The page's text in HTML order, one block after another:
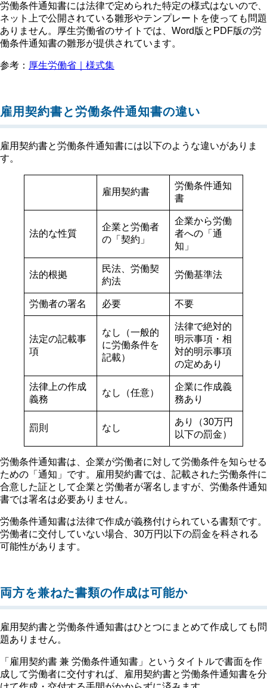
労働条件通知書には法律で定められた特定の様式はないので、
ネット上で公開されている雛形やテンプレートを使っても問題
ありません。厚生労働省のサイトでは、Word版とPDF版の労
働条件通知書の雛形が提供されています。
参考： 厚生労働省｜様式集
雇用契約書と労働条件通知書の違い
雇用契約書と労働条件通知書には以下のような違いがありま
す。
雇用契約書
労働条件通知
書
法的な性質
企業と労働者
の「契約」
企業から労働
者への「通
知」
法的根拠
民法、労働契
約法
労働基準法
労働者の署名 必要 不要
法定の記載事
項
なし（一般的
に労働条件を
記載）
法律で絶対的
明示事項・相
対的明示事項
の定めあり
法律上の作成
義務
なし（任意）
企業に作成義
務あり
罰則 なし
あり（30万円
以下の罰金）
労働条件通知書は、企業が労働者に対して労働条件を知らせる
ための「通知」です。雇用契約書では、記載された労働条件に
合意した証として企業と労働者が署名しますが、労働条件通知
書では署名は必要ありません。
労働条件通知書は法律で作成が義務付けられている書類です。
労働者に交付していない場合、30万円以下の罰金を科される
可能性があります。
両方を兼ねた書類の作成は可能か
雇用契約書と労働条件通知書はひとつにまとめて作成しても問
題ありません。
「雇用契約書 兼 労働条件通知書」というタイトルで書面を作
成して労働者に交付すれば、雇用契約書と労働条件通知書を分